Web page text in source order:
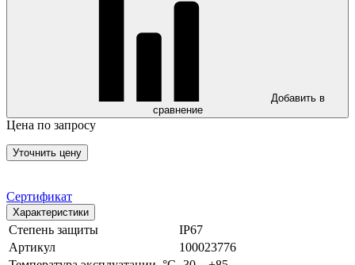
Добавить в
сравнение
Цена по запросу
Уточнить цену
Сертификат
Характеристики
Степень защиты
IP67
Артикул
100023776